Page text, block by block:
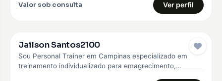
Valor sob consulta Ver perfil
Jailson Santos2100
Sou Personal Trainer em Campinas especializado em
treinamento individualizado para emagrecimento,